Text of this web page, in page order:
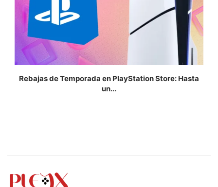
Rebajas de Temporada en PlayStation Store: Hasta
un...